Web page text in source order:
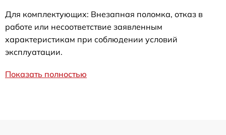
Для комплектующих: Внезапная поломка, отказ в
работе или несоответствие заявленным
характеристикам при соблюдении условий
эксплуатации.
Показать полностью